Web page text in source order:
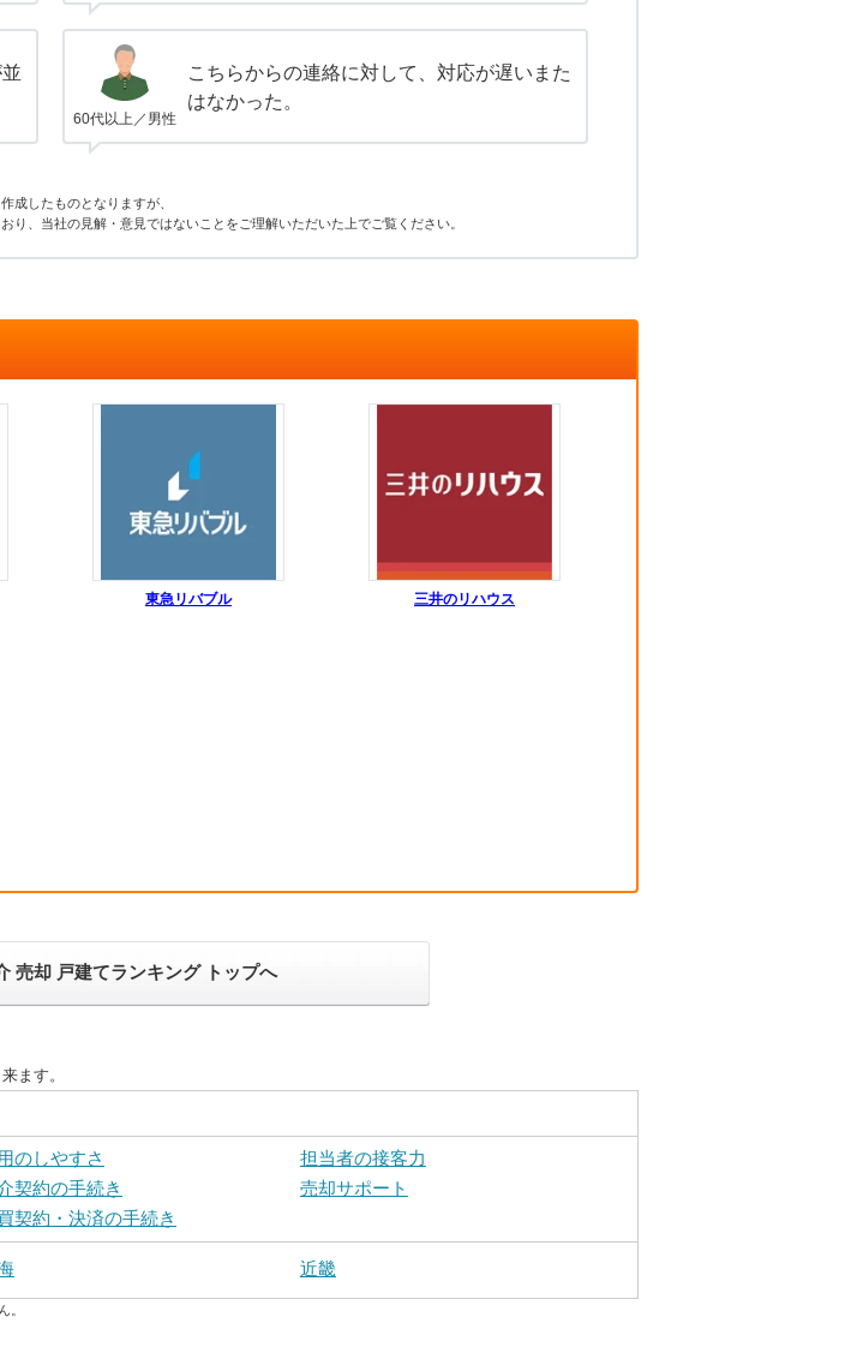
60代以上／男性
こちらからの連絡に対して、対応が遅いまた
はなかった。
成したものとなりますが、
、当社の見解・意見ではないことをご理解いただいた上でご覧ください。
東急リバブル 三井のリハウス
売却 戸建てランキング トップへ
ます。
のしやすさ
担当者の接客力
契約の手続き
売却サポート
契約・決済の手続き
近畿
。